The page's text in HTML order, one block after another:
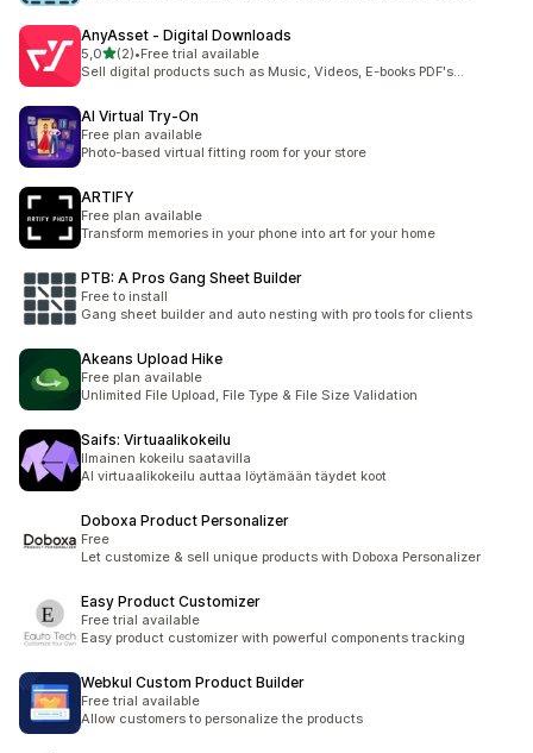
AnyAsset ‑ Digital Downloads
5,0/ 5 tähteä
(2)
2 arvostelua yhteensä
•Free trial available
Sell digital products such as Music, Videos, E-books PDF's...
AI Virtual Try‑On
Free plan available
Photo-based virtual fitting room for your store
ARTIFY
Free plan available
Transform memories in your phone into art for your home
PTB: A Pros Gang Sheet Builder
Free to install
Gang sheet builder and auto nesting with pro tools for clients
Akeans Upload Hike
Free plan available
Unlimited File Upload, File Type & File Size Validation
Saifs: Virtuaalikokeilu
Ilmainen kokeilu saatavilla
AI virtuaalikokeilu auttaa löytämään täydet koot
Doboxa Product Personalizer
Free
Let customize & sell unique products with Doboxa Personalizer
Easy Product Customizer
Free trial available
Easy product customizer with powerful components tracking
Webkul Custom Product Builder
Free trial available
Allow customers to personalize the products